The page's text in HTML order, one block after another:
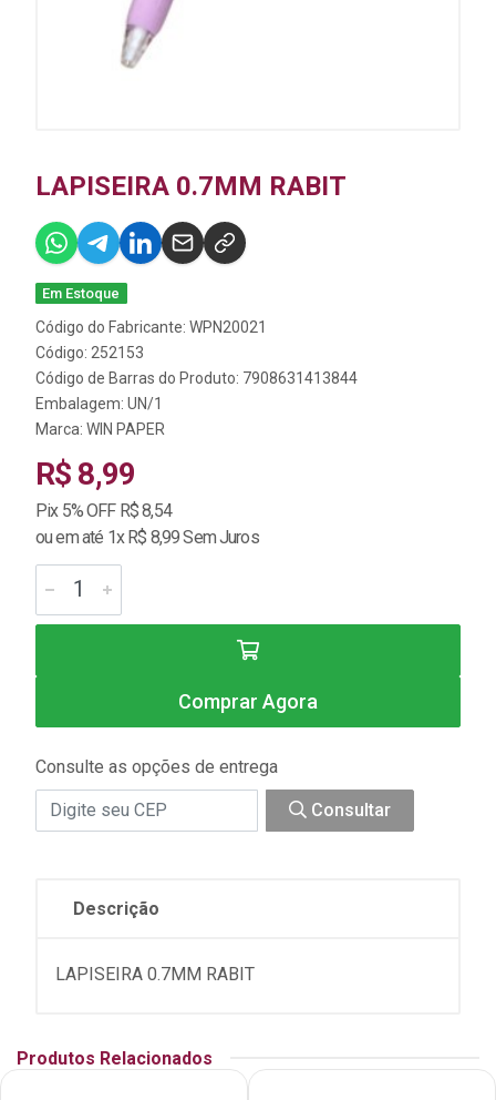
LAPISEIRA 0.7MM RABIT
Em Estoque
Código do Fabricante: WPN20021
Código: 252153
Código de Barras do Produto: 7908631413844
Embalagem: UN/1
Marca: WIN PAPER
R$ 8,99
Pix 5% OFF R$ 8,54
ou em até 1x R$ 8,99 Sem Juros
Comprar Agora
Consulte as opções de entrega
Consultar
Descrição
LAPISEIRA 0.7MM RABIT
Produtos Relacionados